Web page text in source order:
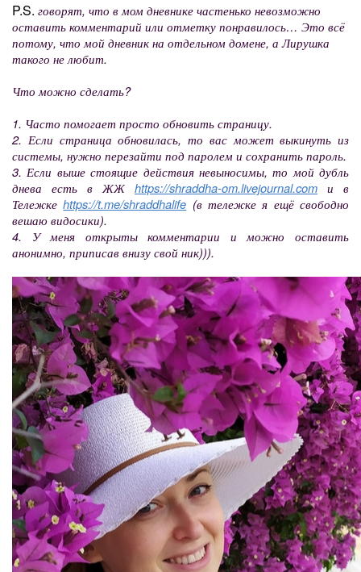
P.S. говорят, что в мом дневнике частенько невозможно
оставить комментарий или отметку понравилось… Это всё
потому, что мой дневник на отдельном домене, а Лирушка
такого не любит.
Что можно сделать?
1. Часто помогает просто обновить страницу.
2. Если страница обновилась, то вас может выкинуть из
системы, нужно перезайти под паролем и сохранить пароль.
3. Если выше стоящие действия невыносимы, то мой дубль
днева есть в ЖЖ https://shraddha-om.livejournal.com и в
Тележкеhttps://t.me/shraddhalife (в тележке я ещё свободно
вешаю видосики).
4. У меня открыты комментарии и можно оставить
анонимно, приписав внизу свой ник))).